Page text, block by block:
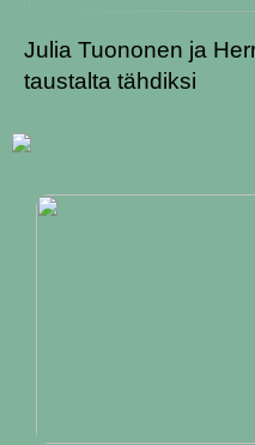
Julia Tuononen ja
taustalta tähdiksi